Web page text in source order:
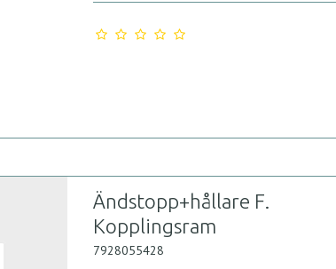
Ändstopp+hållare F.
Kopplingsram
7928055428